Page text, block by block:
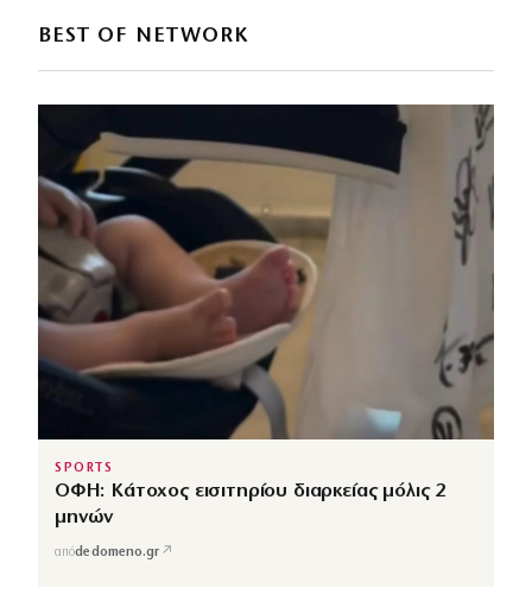
BEST OF NETWORK
SPORTS
ΟΦΗ: Κάτοχος εισιτηρίου διαρκείας μόλις 2
μηνών
απόdedomeno.gr ↗